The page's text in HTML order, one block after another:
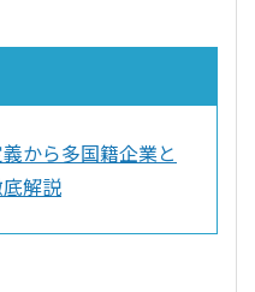
から多国籍企業と
解説